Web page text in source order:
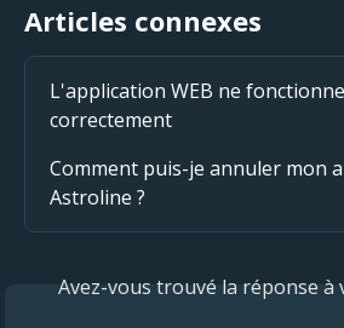
Articles connexes
L'application WEB ne
correctement
Comment puis-je annuler mon
Astroline ?
Avez-vous trouvé la réponse à